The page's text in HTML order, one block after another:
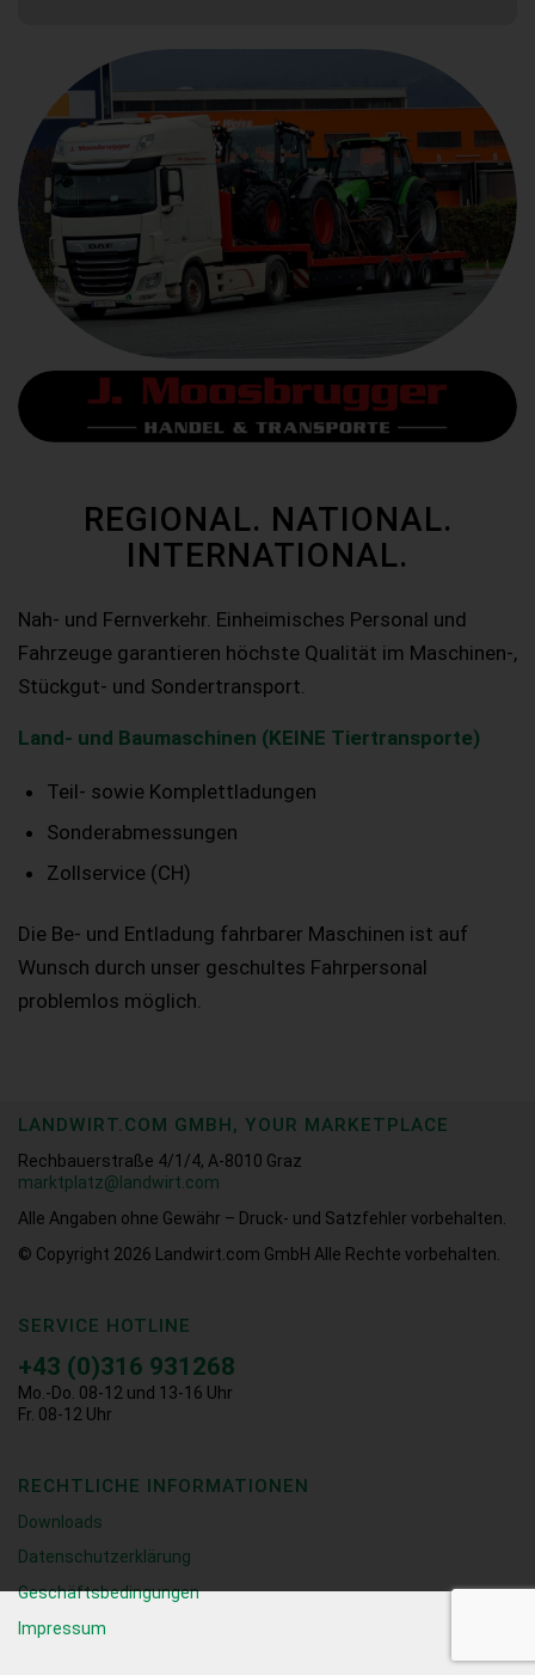
REGIONAL. NATIONAL.
INTERNATIONAL.
Nah- und Fernverkehr. Einheimisches Personal und
Fahrzeuge garantieren höchste Qualität im Maschinen-,
Stückgut- und Sondertransport.
Land- und Baumaschinen (KEINE Tiertransporte)
Teil- sowie Komplettladungen
Sonderabmessungen
Zollservice (CH)
Die Be- und Entladung fahrbarer Maschinen ist auf
Wunsch durch unser geschultes Fahrpersonal
problemlos möglich.
LANDWIRT.COM GMBH, YOUR MARKETPLACE
Rechbauerstraße 4/1/4, A-8010 Graz
marktplatz@landwirt.com
Alle Angaben ohne Gewähr – Druck- und Satzfehler vorbehalten.
© Copyright 2026
Landwirt.com GmbH Alle Rechte vorbehalten.
SERVICE HOTLINE
+43 (0)316 931268
Mo.-Do. 08-12 und 13-16 Uhr
Fr. 08-12 Uhr
RECHTLICHE INFORMATIONEN
Downloads
Datenschutzerklärung
Geschäftsbedingungen
Impressum